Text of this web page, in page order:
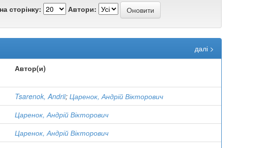
сторінку: Автори:
далі >
Автор(и)
Tsarenok, Andrii; Царенок, Андрій Вікторович
Царенок, Андрій Вікторович
Царенок, Андрій Вікторович